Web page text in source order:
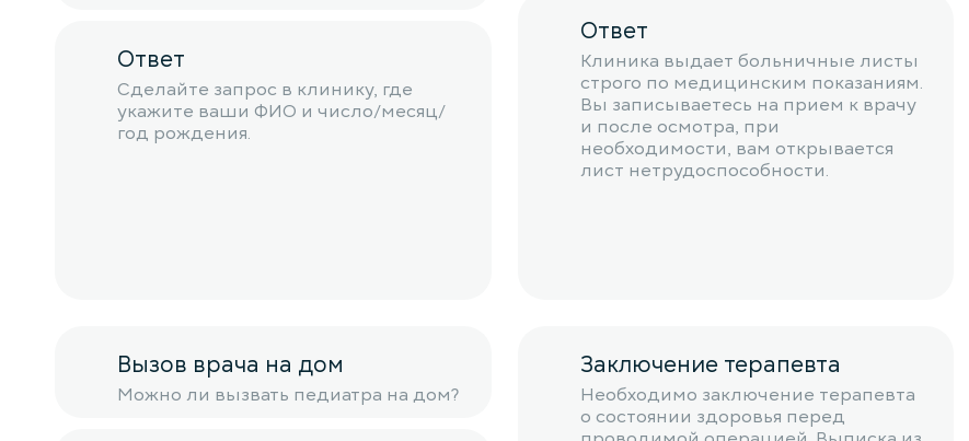
Ответ
Сделайте запрос в клинику, где
укажите ваши ФИО и число/месяц/
год рождения.
Ответ
Клиника выдает больничные листы
строго по медицинским показаниям.
Вы записываетесь на прием к врачу
и после осмотра, при
необходимости, вам открывается
лист нетрудоспособности.
Вызов врача на дом
Можно ли вызвать педиатра на дом?
Заключение терапевта
Необходимо заключение терапевта
о состоянии здоровья перед